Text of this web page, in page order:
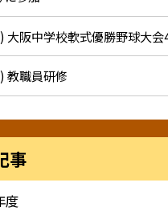
大阪中学校軟式優勝野球大会
教職員研修
事
度